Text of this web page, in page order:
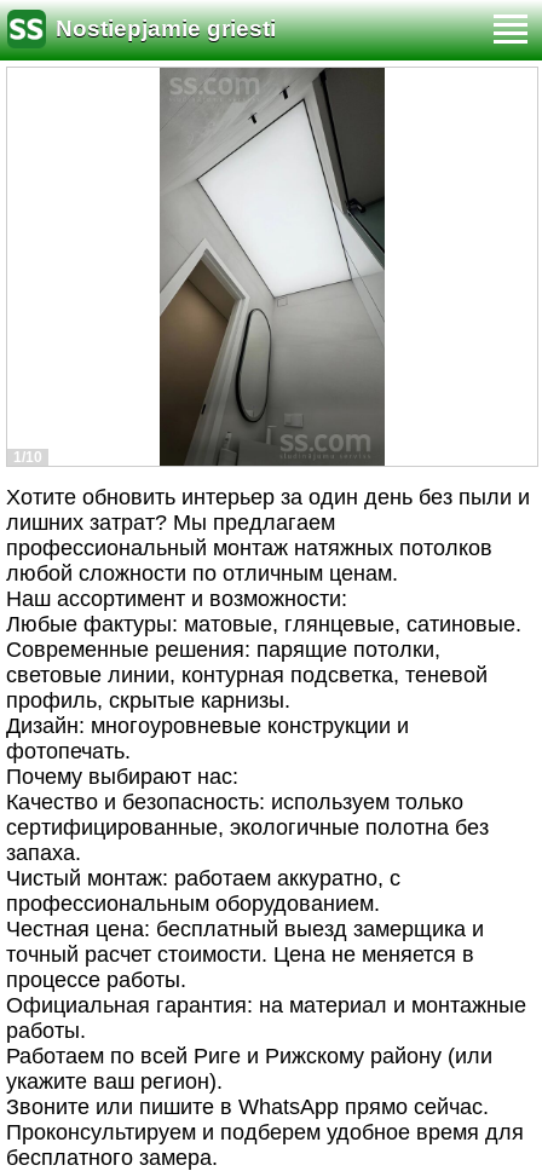
Nostiepjamie griesti
1/10
Хотите обновить интерьер за один день без пыли и
лишних затрат? Мы предлагаем
профессиональный монтаж натяжных потолков
любой сложности по отличным ценам.
Наш ассортимент и возможности:
Любые фактуры: матовые, глянцевые, сатиновые.
Современные решения: парящие потолки,
световые линии, контурная подсветка, теневой
профиль, скрытые карнизы.
Дизайн: многоуровневые конструкции и
фотопечать.
Почему выбирают нас:
Качество и безопасность: используем только
сертифицированные, экологичные полотна без
запаха.
Чистый монтаж: работаем аккуратно, с
профессиональным оборудованием.
Честная цена: бесплатный выезд замерщика и
точный расчет стоимости. Цена не меняется в
процессе работы.
Официальная гарантия: на материал и монтажные
работы.
Работаем по всей Риге и Рижскому району (или
укажите ваш регион).
Звоните или пишите в WhatsApp прямо сейчас.
Проконсультируем и подберем удобное время для
бесплатного замера.